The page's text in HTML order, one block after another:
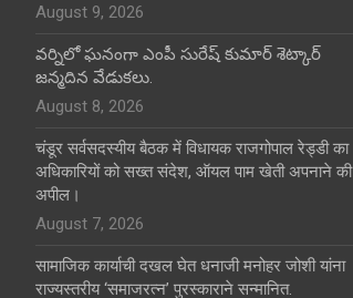
August 9, 2026
వర్నిలో ఘనంగా ఎంపీ సురేష్ కుమార్ శెట్కార్
జన్మదిన వేడుకలు.
August 8, 2026
चंडूर सर्वसदस्यीय बैठक में विधायक राजगोपाल रेड्डी का
अधिकारियों को सख्त संदेश, ऑयल पाम खेती अपनाने की
अपील।
August 7, 2026
सामाजिक कार्याची दखल घेत धनाजी मनोहर जोशी यांना
राज्यस्तरीय ‘समाजरत्न’ पुरस्काराने सन्मानित.